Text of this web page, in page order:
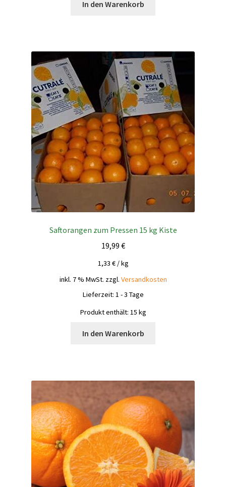
In den Warenkorb
Saftorangen zum Pressen 15 kg Kiste
19,99 €
1,33 €/kg
inkl. 7 % MwSt. zzgl. Versandkosten
Lieferzeit: 1 - 3 Tage
Produkt enthält: 15 kg
In den Warenkorb